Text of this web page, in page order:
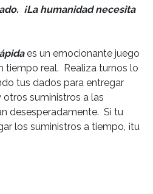
¡La humanidad necesita
es un emocionante juego
tiempo real. Realiza turnos lo
tus dados para entregar
suministros a las
desesperadamente. Si tu
los suministros a tiempo, ¡tu